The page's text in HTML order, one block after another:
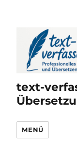
text-
MENÜ